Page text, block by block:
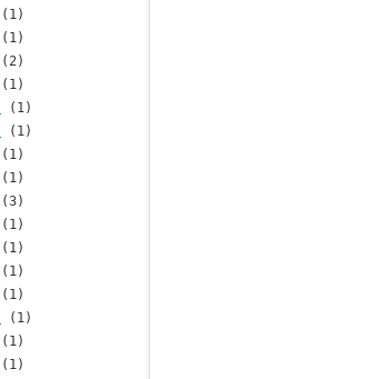
(1)
(1)
(2)
(1)
(1)
(1)
(1)
(1)
(3)
(1)
(1)
(1)
(1)
(1)
(1)
(1)